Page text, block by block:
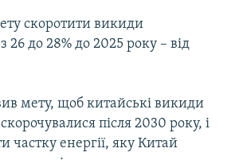
скоротити викиди
26 до 28% до 2025 року – від
мету, щоб китайські викиди
після 2030 року, і
частку енергії, яку Китай